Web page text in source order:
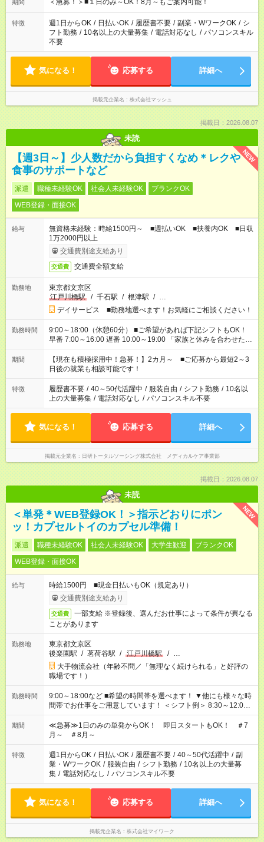
ください！
期間 ＜急募！＞■１日のみ～OK！8月～もご案内可能！
特徴 週1日からOK / 日払いOK / 履歴書不要 / 副業・WワークOK / シ
フト勤務 / 10名以上の大量募集 / 電話対応なし / パソコンスキル
不要
気になる！ 応募する 詳細へ
掲載元企業名 株式会社マッシュ
掲載日：2026.08.07
未読
NEW
【週3日～】少人数だから負担すくなめ＊レクや
食事のサポートなど
派遣 職種未経験OK 社会人未経験OK
ブランクOK
WEB登録・面接OK
給与
無資格未経験：時給1500円～ ■週払いOK ■扶養内OK ■日収
1万2000円以上
交通費別途支給あり
交通費 交通費全額支給
勤務地
東京都文京区
江戸川橋駅
/ 千石駅 / 根津駅 / …
デイサービス ■勤務地選べます！お気軽にご相談ください！
勤務時間
9:00～18:00（休憩60分） ■ご希望があれば下記シフトもOK！
早番 7:00～16:00 遅番 10:00～19:00 「家族と休みを合わせた
い」 「余裕を持って夕飯の準備がしたい」 「できれば残業はし
たくない」 など、ご希望を教えてくださいね。 ※Wワーク希望
の方へ 今ご覧のお仕事で希望する勤務時間と、もう1つのお仕事
の勤務時間。 合計で週40時間を超える場合は応募できません。
期間
【現在も積極採用中！急募！】2カ月～ ■ご応募から最短2～3
日後の就業も相談可能です！
特徴 履歴書不要 / 40～50代活躍中 / 服装自由 / シフト勤務 / 10名以
上の大量募集 / 電話対応なし / パソコンスキル不要
気になる！ 応募する 詳細へ
掲載元企業名 日研トータルソーシング株式会社 メディカルケア事業部
掲載日：2026.08.07
未読
NEW
＜単発＊WEB登録OK！＞指示どおりにポン
ッ！カプセルトイのカプセル準備！
派遣 職種未経験OK 社会人未経験OK 大学生歓迎
ブランクOK
WEB登録・面接OK
給与
時給1500円 ■現金日払いもOK（規定あり）
交通費別途支給あり
交通費
一部支給 ※登録後、選んだお仕事によって条件が異なる
ことがあります
勤務地
東京都文京区
後楽園駅 / 茗荷谷駅 / 江戸川橋駅 / …
大手物流会社（年齢不問／「無理なく続けられる」と好評の
職場です！）
勤務時間
9:00～18:00など ■希望の時間帯を選べます！ ▼他にも様々な時
間帯でお仕事をご用意しています！ ＜シフト例＞ 8:30～12:00
17:00～22:00 13:00～22:00 22:00～翌6:00 など
期間
≪急募≫1日のみの単発からOK！ 即日スタートもOK！ ＃7
月～ ＃8月～
特徴 週1日からOK / 日払いOK / 履歴書不要 / 40～50代活躍中 / 副
業・WワークOK / 服装自由 / シフト勤務 / 10名以上の大量募
集 / 電話対応なし / パソコンスキル不要
気になる！ 応募する 詳細へ
掲載元企業名 株式会社マイワーク